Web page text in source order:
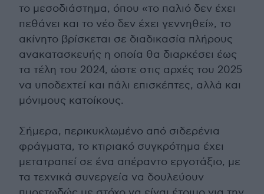
το μεσοδιάστημα, όπου «το παλιό δεν έχει
πεθάνει και το νέο δεν έχει γεννηθεί», το
ακίνητο βρίσκεται σε διαδικασία πλήρους
ανακατασκευής η οποία θα διαρκέσει έως
τα τέλη του 2024, ώστε στις αρχές του 2025
να υποδεχτεί και πάλι επισκέπτες, αλλά και
μόνιμους κατοίκους.
Σήμερα, περικυκλωμένο από σιδερένια
φράγματα, το κτιριακό συγκρότημα έχει
μετατραπεί σε ένα απέραντο εργοτάξιο, με
τα τεχνικά συνεργεία να δουλεύουν